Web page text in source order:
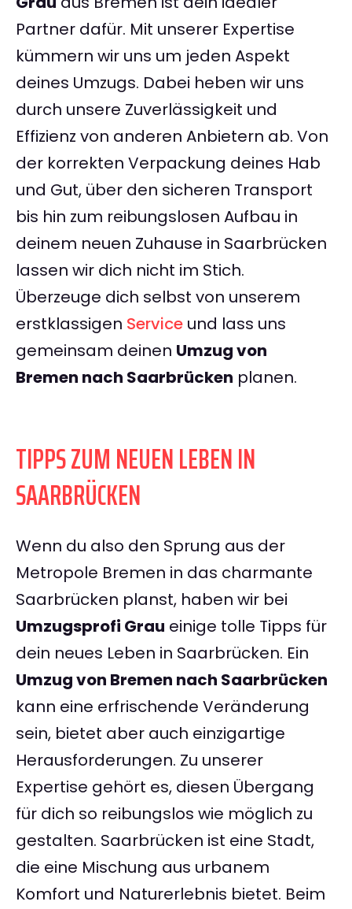
Partner dafür. Mit unserer Expertise
kümmern wir uns um jeden Aspekt
deines Umzugs. Dabei heben wir uns
durch unsere Zuverlässigkeit und
Effizienz von anderen Anbietern ab. Von
der korrekten Verpackung deines Hab
und Gut, über den sicheren Transport
bis hin zum reibungslosen Aufbau in
deinem neuen Zuhause in Saarbrücken
lassen wir dich nicht im Stich.
Überzeuge dich selbst von unserem
erstklassigen Service und lass uns
gemeinsam deinen Umzug von
Bremen nach Saarbrücken planen.
TIPPS ZUM NEUEN LEBEN IN
SAARBRÜCKEN
Wenn du also den Sprung aus der
Metropole Bremen in das charmante
Saarbrücken planst, haben wir bei
Umzugsprofi Grau einige tolle Tipps für
dein neues Leben in Saarbrücken. Ein
Umzug von Bremen nach Saarbrücken
kann eine erfrischende Veränderung
sein, bietet aber auch einzigartige
Herausforderungen. Zu unserer
Expertise gehört es, diesen Übergang
für dich so reibungslos wie möglich zu
gestalten. Saarbrücken ist eine Stadt,
die eine Mischung aus urbanem
Komfort und Naturerlebnis bietet. Beim